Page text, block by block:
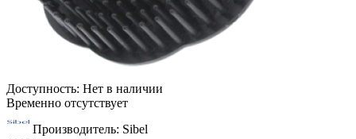
Доступность: Нет в наличии
Временно отсутствует
Производитель: Sibel